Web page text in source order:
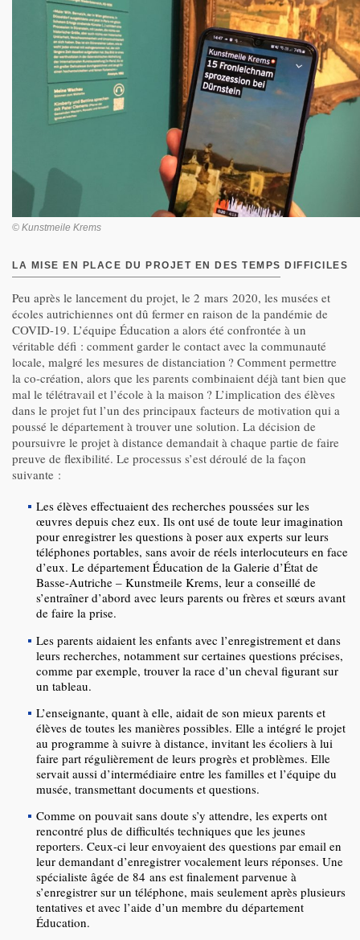
© Kunstmeile Krems
LA MISE EN PLACE DU PROJET EN DES TEMPS DIFFICILES
Peu après le lancement du projet, le 2 mars 2020, les musées et
écoles autrichiennes ont dû fermer en raison de la pandémie de
COVID-19. L’équipe Éducation a alors été confrontée à un
véritable défi : comment garder le contact avec la communauté
locale, malgré les mesures de distanciation ? Comment permettre
la co-création, alors que les parents combinaient déjà tant bien que
mal le télétravail et l’école à la maison ? L’implication des élèves
dans le projet fut l’un des principaux facteurs de motivation qui a
poussé le département à trouver une solution. La décision de
poursuivre le projet à distance demandait à chaque partie de faire
preuve de flexibilité. Le processus s’est déroulé de la façon
suivante :
Les élèves effectuaient des recherches poussées sur les
œuvres depuis chez eux. Ils ont usé de toute leur imagination
pour enregistrer les questions à poser aux experts sur leurs
téléphones portables, sans avoir de réels interlocuteurs en face
d’eux. Le département Éducation de la Galerie d’État de
Basse-Autriche – Kunstmeile Krems, leur a conseillé de
s’entraîner d’abord avec leurs parents ou frères et sœurs avant
de faire la prise.
Les parents aidaient les enfants avec l’enregistrement et dans
leurs recherches, notamment sur certaines questions précises,
comme par exemple, trouver la race d’un cheval figurant sur
un tableau.
L’enseignante, quant à elle, aidait de son mieux parents et
élèves de toutes les manières possibles. Elle a intégré le projet
au programme à suivre à distance, invitant les écoliers à lui
faire part régulièrement de leurs progrès et problèmes. Elle
servait aussi d’intermédiaire entre les familles et l’équipe du
musée, transmettant documents et questions.
Comme on pouvait sans doute s’y attendre, les experts ont
rencontré plus de difficultés techniques que les jeunes
reporters. Ceux-ci leur envoyaient des questions par email en
leur demandant d’enregistrer vocalement leurs réponses. Une
spécialiste âgée de 84 ans est finalement parvenue à
s’enregistrer sur un téléphone, mais seulement après plusieurs
tentatives et avec l’aide d’un membre du département
Éducation.